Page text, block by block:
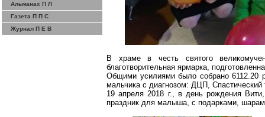
Альманах П Л
Газета П П С
Журнал П Е В
В храме в честь святого
благотворительная ярмарка,
Общими усилиями было собрано 6112.20
мальчика с диагнозом: ДЦП, Спастический
19 апреля2018 г., в день рождения
праздник для малыша, с подарками,